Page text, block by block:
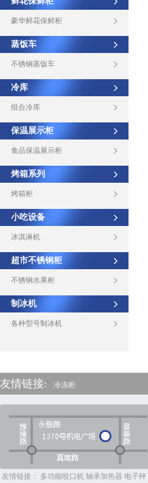
豪华鲜花保鲜柜
蒸饭车
不锈钢蒸饭车
冷库
组合冷库
保温展示柜
食品保温展示柜
烤箱系列
烤箱柜
小吃设备
冰淇淋机
超市不锈钢柜
不锈钢水果柜
制冰机
各种型号制冰机
友情链接: 冷冻柜
友情链接： 多功能咬口机 轴承加热器 电子秤